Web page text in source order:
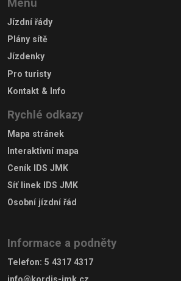
Menu
Jízdní řády
Plány sítě
Jízdenky
Pro turisty
Kontakt & Info
Rychlé odkazy
Mapa stránek
Interaktivní mapa
Ceník IDS JMK
Síť linek IDS JMK
Osobní jízdní řád
Informace a podněty
Telefon: 5 4317 4317